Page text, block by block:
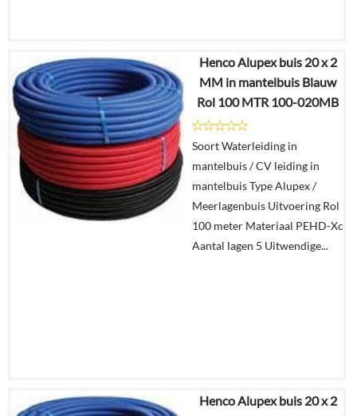
€180,29
€ 86,72
In
winkelmand
Henco Alupex buis 20 x 2
MM in mantelbuis Blauw
Rol 100 MTR 100-020MB
Soort Waterleiding in
mantelbuis / CV leiding in
mantelbuis Type Alupex /
Meerlagenbuis Uitvoering Rol
100 meter Materiaal PEHD-Xc
Aantal lagen 5 Uitwendige...
€811,91
Henco Alupex buis 20 x 2